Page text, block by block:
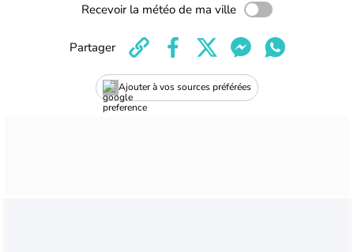
Recevoir la météo de ma ville
Ajouter à vos sources préférées
Partager